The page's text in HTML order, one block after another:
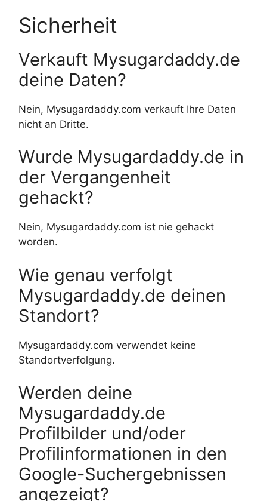
Sicherheit
Verkauft Mysugardaddy.de
deine Daten?
Nein, Mysugardaddy.com verkauft Ihre Daten
nicht an Dritte.
Wurde Mysugardaddy.de in
der Vergangenheit
gehackt?
Nein, Mysugardaddy.com ist nie gehackt
worden.
Wie genau verfolgt
Mysugardaddy.de deinen
Standort?
Mysugardaddy.com verwendet keine
Standortverfolgung.
Werden deine
Mysugardaddy.de
Profilbilder und/oder
Profilinformationen in den
Google-Suchergebnissen
angezeigt?